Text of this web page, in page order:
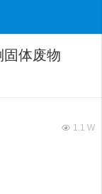
体废物
1.1 W